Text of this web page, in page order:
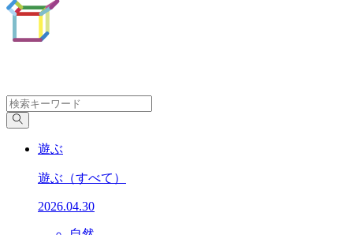
遊ぶ
遊ぶ （すべて）
2026.04.30